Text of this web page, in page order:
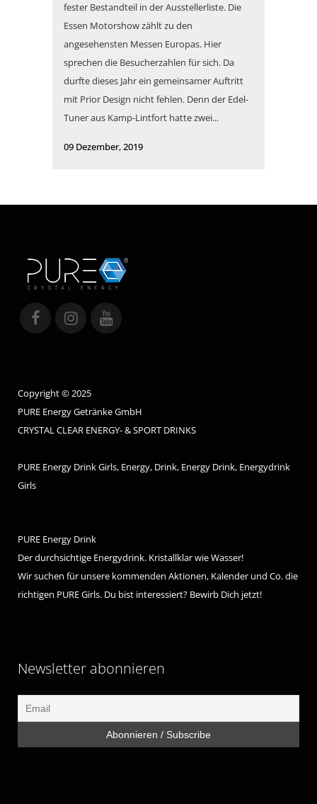
fester Bestandteil in der Ausstellerliste. Die
Essen Motorshow zählt zu den
angesehensten Messen Europas. Hier
sprechen die Besucherzahlen für sich. Da
durfte dieses Jahr ein gemeinsamer Auftritt
mit Prior Design nicht fehlen. Denn der Edel-
Tuner aus Kamp-Lintfort hatte zwei...
09 Dezember, 2019
Copyright © 2025
PURE Energy Getränke GmbH
CRYSTAL CLEAR ENERGY- & SPORT DRINKS
PURE Energy Drink Girls, Energy, Drink, Energy Drink, Energydrink
Girls
PURE Energy Drink
Der durchsichtige Energydrink. Kristallklar wie Wasser!
Wir suchen für unsere kommenden Aktionen, Kalender und Co. die
richtigen PURE Girls. Du bist interessiert? Bewirb Dich jetzt!
Newsletter abonnieren